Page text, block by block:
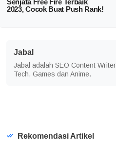
Senjata Free Fire Terbaik
2023, Cocok Buat Push Rank!
Jabal
Jabal adalah SEO Content
Tech, Games dan Anime.
Rekomendasi Artikel